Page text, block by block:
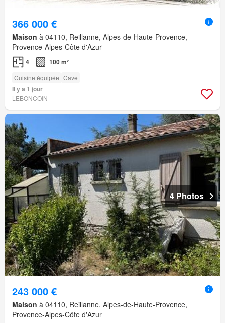
366 000 €
Maison à 04110, Reillanne, Alpes-de-Haute-Provence,
Provence-Alpes-Côte d'Azur
4 100 m²
Cuisine équipée Cave
Il y a 1 jour
LEBONCOIN
4 Photos
243 000 €
Maison à 04110, Reillanne, Alpes-de-Haute-Provence,
Provence-Alpes-Côte d'Azur